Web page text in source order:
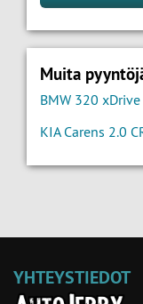
Muita
BMW 320
KIA Carens 2.0
YHTEYSTIEDOT